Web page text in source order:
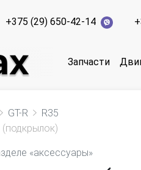
+375 (29) 650-42-14
Запчасти
GT-R
R35
«аксессуары»